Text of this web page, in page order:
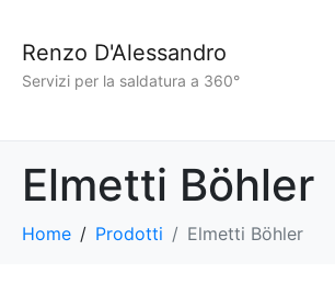
Renzo D'Alessandro
Servizi per la saldatura a 360°
Elmetti Böhler
Home Prodotti Elmetti Böhler